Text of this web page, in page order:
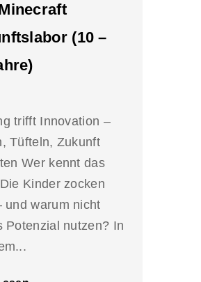
(10 –
trifft Innovation –
Tüfteln, Zukunft
Wer kennt das
Kinder zocken
und warum nicht
Potenzial nutzen? In